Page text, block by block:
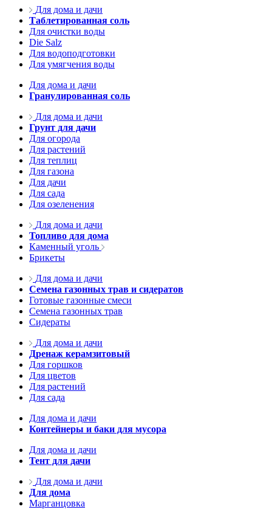
Для дома и дачи
Таблетированная соль
Для очистки воды
Die Salz
Для водоподготовки
Для умягчения воды
Для дома и дачи
Гранулированная соль
Для дома и дачи
Грунт для дачи
Для огорода
Для растений
Для теплиц
Для газона
Для дачи
Для сада
Для озеленения
Для дома и дачи
Топливо для дома
Каменный уголь
Брикеты
Для дома и дачи
Семена газонных трав и сидератов
Готовые газонные смеси
Семена газонных трав
Сидераты
Для дома и дачи
Дренаж керамзитовый
Для горшков
Для цветов
Для растений
Для сада
Для дома и дачи
Контейнеры и баки для мусора
Для дома и дачи
Тент для дачи
Для дома и дачи
Для дома
Марганцовка